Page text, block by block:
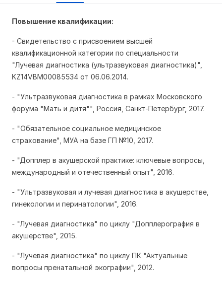
Повышение квалификации:
- Свидетельство с присвоением высшей
квалификационной категории по специальности
"Лучевая диагностика (ультразвуковая диагностика)",
KZ14VBM00085534 от 06.06.2014.
- "Ультразвуковая диагностика в рамках Московского
форума "Мать и дитя"", Россия, Санкт-Петербург, 2017.
- "Обязательное социальное медицинское
страхование", МУА на базе ГП №10, 2017.
- "Допплер в акушерской практике: ключевые вопросы,
международный и отечественный опыт", 2016.
- "Ультразвуковая и лучевая диагностика в акушерстве,
гинекологии и перинатологии", 2016.
- "Лучевая диагностика" по циклу "Допплерография в
акушерстве", 2015.
- "Лучевая диагностика" по циклу ПК "Актуальные
вопросы пренатальной экографии", 2012.